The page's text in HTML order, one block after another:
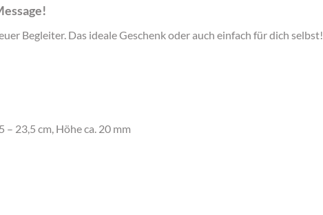
Begleiter. Das ideale Geschenk oder auch einfach für dich selbst!
23,5 cm, Höhe ca. 20 mm